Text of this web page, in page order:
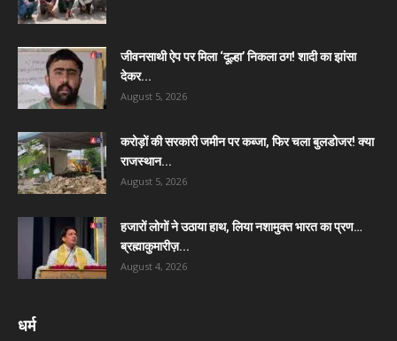
जीवनसाथी ऐप पर मिला ‘दूल्हा’ निकला ठग! शादी का झांसा
देकर...
August 5, 2026
करोड़ों की सरकारी जमीन पर कब्जा, फिर चला बुलडोजर! क्या
राजस्थान...
August 5, 2026
हजारों लोगों ने उठाया हाथ, लिया नशामुक्त भारत का प्रण…
ब्रह्माकुमारीज़...
August 4, 2026
धर्म